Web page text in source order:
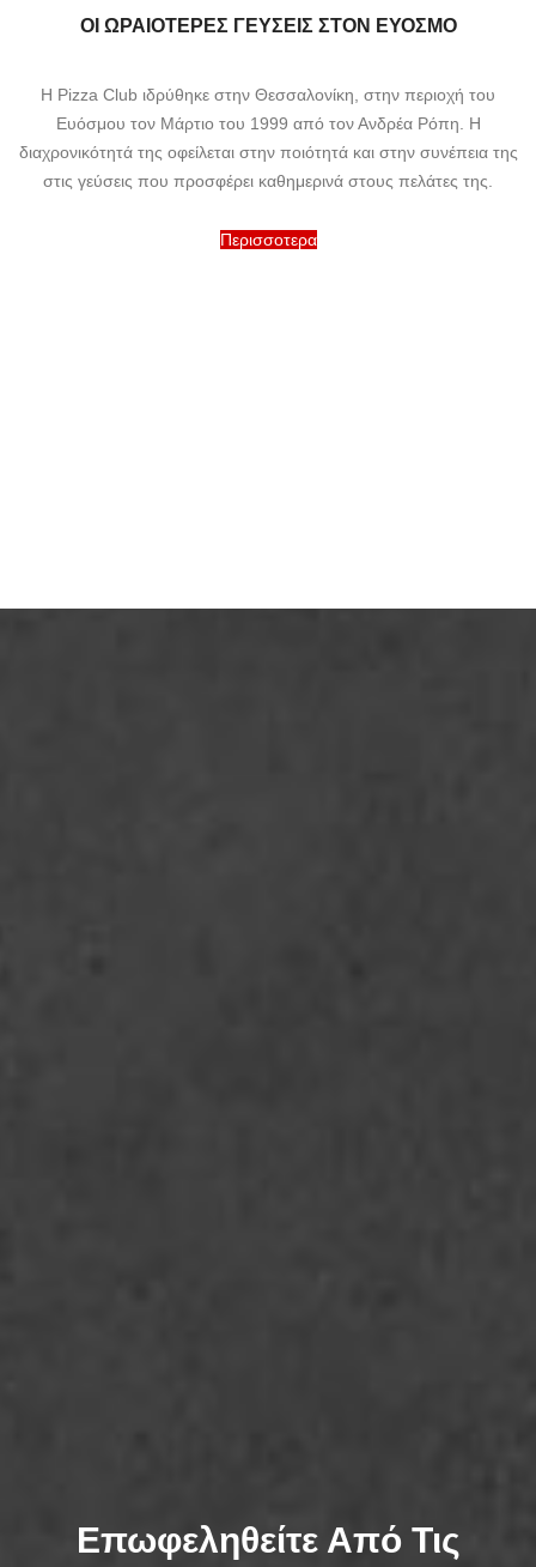
ΟΙ ΩΡΑΙΟΤΕΡΕΣ ΓΕΥΣΕΙΣ ΣΤΟΝ ΕΥΟΣΜΟ
Η Pizza Club ιδρύθηκε στην Θεσσαλονίκη, στην περιοχή του
Ευόσμου τον Μάρτιο του 1999 από τον Ανδρέα Ρόπη. Η
διαχρονικότητά της οφείλεται στην ποιότητά και στην συνέπεια της
στις γεύσεις που προσφέρει καθημερινά στους πελάτες της.
Περισσοτερα
Επωφεληθείτε Από Τις